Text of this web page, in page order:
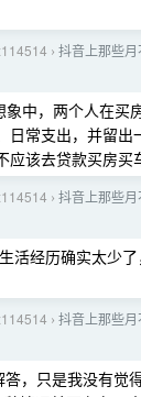
› 抖音上那些
象中，两个人在买
日常支出，并留出
该去贷款买房买
› 抖音上那些
活经历确实太少
› 抖音上那些
，只是我没有觉